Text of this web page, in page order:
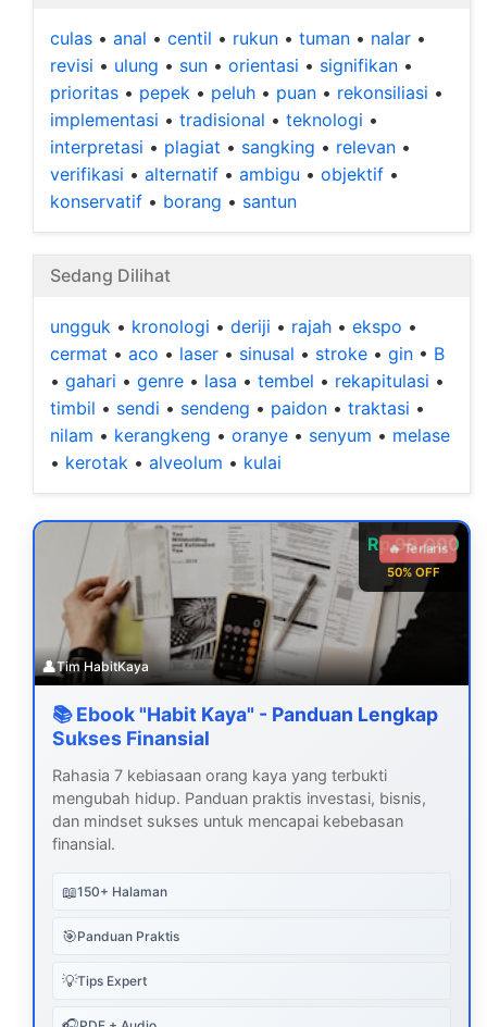
culas • anal • centil • rukun • tuman • nalar •
revisi • ulung • sun • orientasi • signifikan •
prioritas • pepek • peluh • puan • rekonsiliasi •
implementasi • tradisional • teknologi •
interpretasi • plagiat • sangking • relevan •
verifikasi • alternatif • ambigu • objektif •
konservatif • borang • santun
Sedang Dilihat
ungguk • kronologi • deriji • rajah • ekspo •
cermat • aco • laser • sinusal • stroke • gin • B
• gahari • genre • lasa • tembel • rekapitulasi •
timbil • sendi • sendeng • paidon • traktasi •
nilam • kerangkeng • oranye • senyum • melase
• kerotak • alveolum • kulai
Rp 99.000
50% OFF
🔥 Terlaris
👤Tim HabitKaya
📚 Ebook "Habit Kaya" - Panduan Lengkap
Sukses Finansial
Rahasia 7 kebiasaan orang kaya yang terbukti
mengubah hidup. Panduan praktis investasi, bisnis,
dan mindset sukses untuk mencapai kebebasan
finansial.
📖150+ Halaman
🎯Panduan Praktis
💡Tips Expert